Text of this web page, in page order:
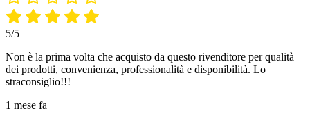
5/5
Non è la prima volta che acquisto da questo rivenditore per qualità
dei prodotti, convenienza, professionalità e disponibilità. Lo
straconsiglio!!!
1 mese fa